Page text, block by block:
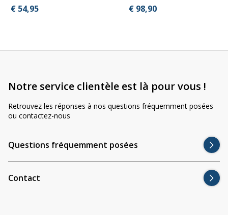
Interférences : CISPR Classe 4
Indice de protection : IP67
Électriques
€ 54,95 € 98,90
Notre service clientèle est là pour vous !
Retrouvez les réponses à nos questions fréquemment posées
ou contactez-nous
Questions fréquemment posées
Contact